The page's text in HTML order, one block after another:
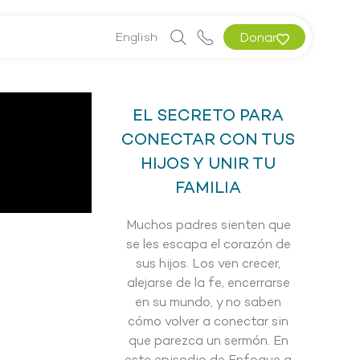
English Donar
EL SECRETO PARA
CONECTAR CON TUS
HIJOS Y UNIR TU
FAMILIA
Muchos padres sienten que
se les escapa el corazón de
sus hijos. Los ven crecer,
alejarse de la fe, encerrarse
en su mundo, y no saben
cómo volver a conectar sin
que parezca un sermón. En